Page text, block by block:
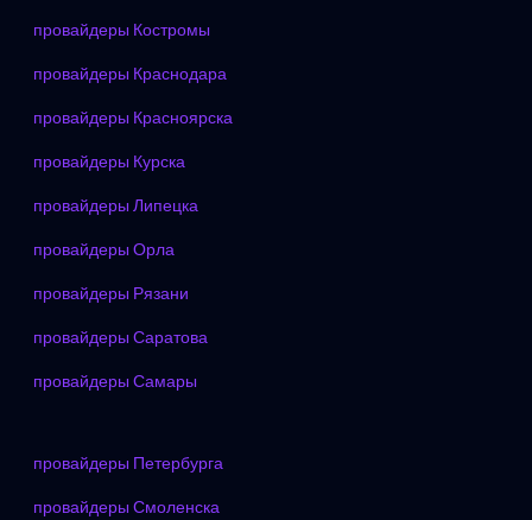
провайдеры Костромы
провайдеры Краснодара
провайдеры Красноярска
провайдеры Курска
провайдеры Липецка
провайдеры Орла
провайдеры Рязани
провайдеры Саратова
провайдеры Самары
провайдеры Петербурга
провайдеры Смоленска